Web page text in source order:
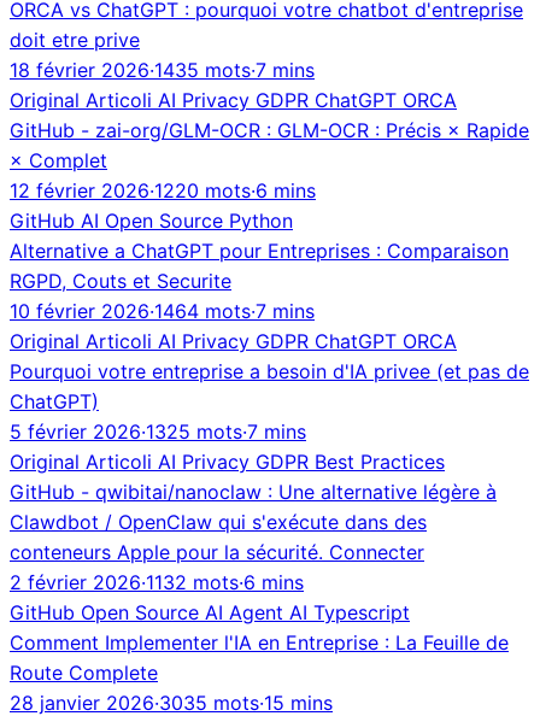
ORCA vs ChatGPT : pourquoi votre chatbot d'entreprise
doit etre prive
18 février 2026·1435 mots·7 mins
Original Articoli AI Privacy GDPR ChatGPT ORCA
GitHub - zai-org/GLM-OCR : GLM-OCR : Précis × Rapide
× Complet
12 février 2026·1220 mots·6 mins
GitHub AI Open Source Python
Alternative a ChatGPT pour Entreprises : Comparaison
RGPD, Couts et Securite
10 février 2026·1464 mots·7 mins
Original Articoli AI Privacy GDPR ChatGPT ORCA
Pourquoi votre entreprise a besoin d'IA privee (et pas de
ChatGPT)
5 février 2026·1325 mots·7 mins
Original Articoli AI Privacy GDPR Best Practices
GitHub - qwibitai/nanoclaw : Une alternative légère à
Clawdbot / OpenClaw qui s'exécute dans des
conteneurs Apple pour la sécurité. Connecter
2 février 2026·1132 mots·6 mins
GitHub Open Source AI Agent AI Typescript
Comment Implementer l'IA en Entreprise : La Feuille de
Route Complete
28 janvier 2026·3035 mots·15 mins